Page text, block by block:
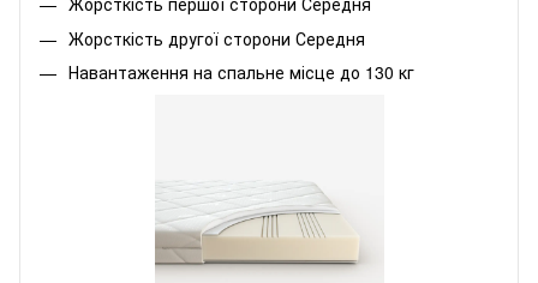
Жорсткість другої сторони Середня
Навантаження на спальне місце до 130 кг